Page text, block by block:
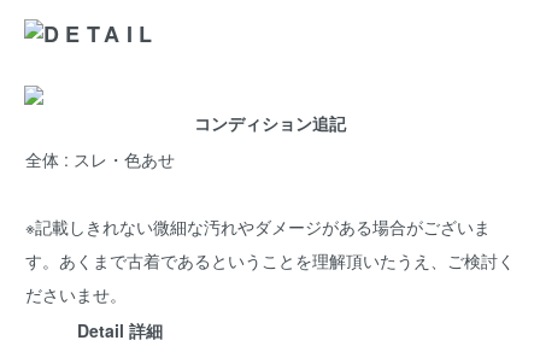
コンディション追記
全体 : スレ・色あせ
※記載しきれない微細な汚れやダメージがある場合がございま
す。あくまで古着であるということを理解頂いたうえ、ご検討く
ださいませ。
Detail 詳細